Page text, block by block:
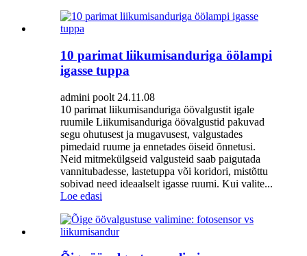
10 parimat liikumisanduriga öölampi
igasse tuppa
admini poolt 24.11.08
10 parimat liikumisanduriga öövalgustit igale
ruumile Liikumisanduriga öövalgustid pakuvad
segu ohutusest ja mugavusest, valgustades
pimedaid ruume ja ennetades öiseid õnnetusi.
Neid mitmekülgseid valgusteid saab paigutada
vannitubadesse, lastetuppa või koridori, mistõttu
sobivad need ideaalselt igasse ruumi. Kui valite...
Loe edasi